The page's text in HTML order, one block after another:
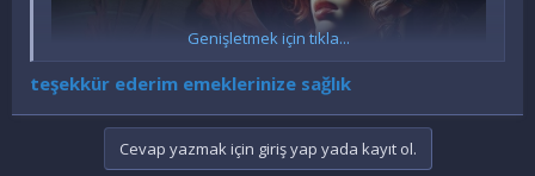
Genişletmek için tıkla...
teşekkür ederim emeklerinize sağlık
Cevap yazmak için giriş yap yada kayıt ol.